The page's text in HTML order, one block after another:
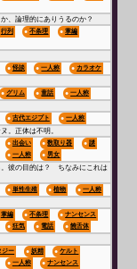
、論理的にありうるのか？
行列 不条理
掌編
怪談 一人称 カラオケ
グリム 童話 一人称
古代エジプト 一人称
。正体は不明。
出会い 数取り器
謎
一人称 男女
。彼の目的は？ ちなみにこれは
単性生殖 植物 一人称
掌編 不条理
ナンセンス
狂気 電話 饒舌体
ジー 妖精
ケルト
一人称
ナンセンス